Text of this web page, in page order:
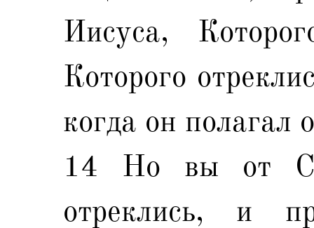
Иисуса,
Которого
когда он полагал
14 Но вы от
отреклись, и